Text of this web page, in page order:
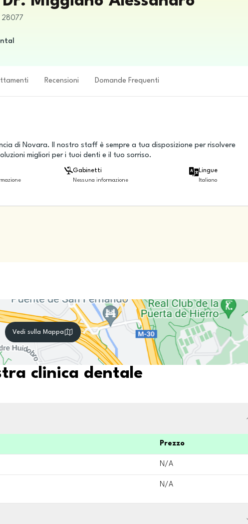
28077
Recensioni Domande Frequenti
di Novara. Il nostro staff è sempre a tua disposizione per risolvere
migliori per i tuoi denti e il tuo sorriso.
Gabinetti
Nessuna informazione
Lingue
Italiano
Vedi sulla Mappa
clinica dentale
Prezzo
N/A
N/A